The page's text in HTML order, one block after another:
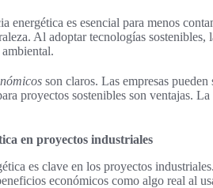
energética es esencial para menos
Al adoptar tecnologías sostenibles,
son claros. Las empresas
proyectos sostenibles son ventajas.
en proyectos industriales
es clave en los proyectos
económicos como algo real al